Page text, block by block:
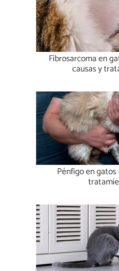
Fibrosarcoma en
causas y
Pénfigo en